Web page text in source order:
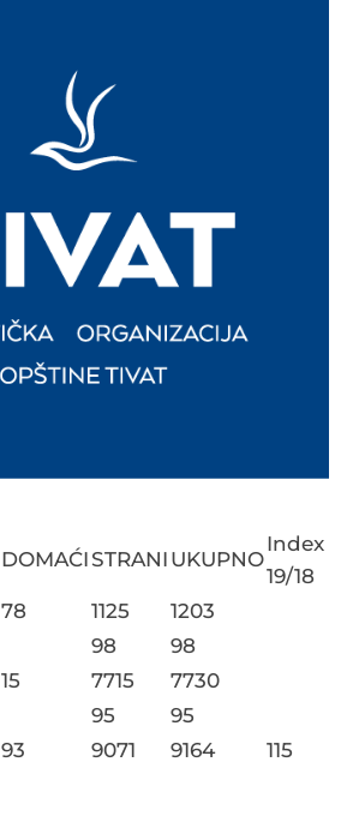
DOMAĆISTRANI UKUPNO
Index
19/18
78 1125
1203
98
98
15 7715
7730
95
95
93 9071 9164 115